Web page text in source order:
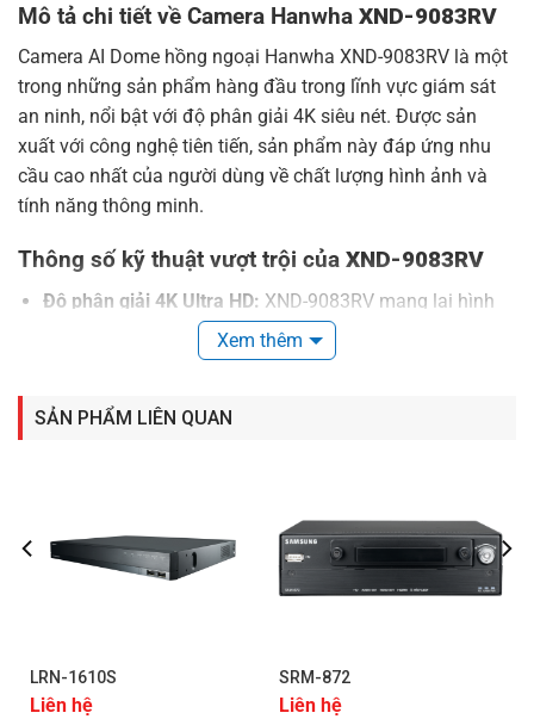
Mô tả chi tiết về Camera Hanwha XND-9083RV
Camera AI Dome hồng ngoại Hanwha XND-9083RV là một
trong những sản phẩm hàng đầu trong lĩnh vực giám sát
an ninh, nổi bật với độ phân giải 4K siêu nét. Được sản
xuất với công nghệ tiên tiến, sản phẩm này đáp ứng nhu
cầu cao nhất của người dùng về chất lượng hình ảnh và
tính năng thông minh.
Thông số kỹ thuật vượt trội của XND-9083RV
Độ phân giải 4K Ultra HD: XND-9083RV mang lại hình
ảnh sắc nét đến từng chi tiết nhỏ, cho phép người dùng
quan sát mọi hoạt động với độ rõ ràng cao nhất.
Ống kính Varifocal Motorized 4.4~9.3mm (Zoom 2.1x):
Tự động điều chỉnh tiêu cự, giúp bạn dễ dàng theo dõi
Công nghệ AI tiên tiến:
Camera được trang bị bộ vi xử
lý NPU, cho phép nhận diện và phân tích các đối tượng
một cách chính xác, từ người, xe cộ đến biển số, và
quan sát vào ban đêm với IR có khả năng chiếu sáng
Xem thêm
SẢN PHẨM LIÊN QUAN
LRN-1610S
Liên hệ
SRM-872
Liên hệ